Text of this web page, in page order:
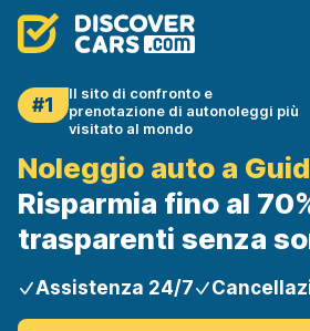
#1
Il sito di confronto e
prenotazione di autonoleggi più
visitato al mondo
Noleggio auto a
Risparmia fino al
trasparenti senza
Assistenza 24/7